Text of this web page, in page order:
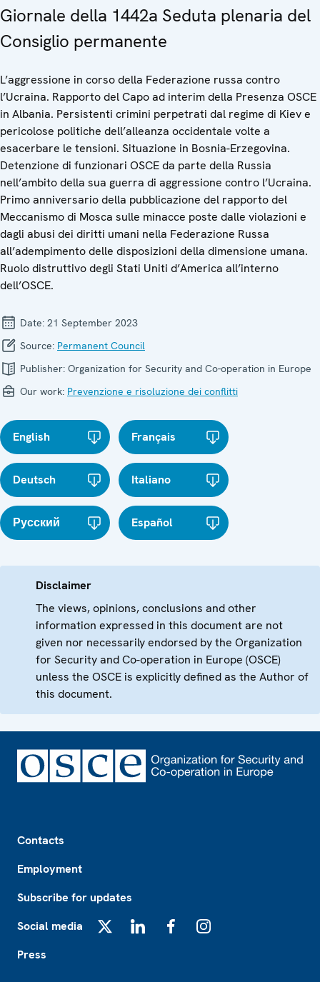
Giornale della 1442a Seduta plenaria del
Consiglio permanente
L’aggressione in corso della Federazione russa contro
l’Ucraina. Rapporto del Capo ad interim della Presenza OSCE
in Albania. Persistenti crimini perpetrati dal regime di Kiev e
pericolose politiche dell’alleanza occidentale volte a
esacerbare le tensioni. Situazione in Bosnia-Erzegovina.
Detenzione di funzionari OSCE da parte della Russia
nell’ambito della sua guerra di aggressione contro l’Ucraina.
Primo anniversario della pubblicazione del rapporto del
Meccanismo di Mosca sulle minacce poste dalle violazioni e
dagli abusi dei diritti umani nella Federazione Russa
all’adempimento delle disposizioni della dimensione umana.
Ruolo distruttivo degli Stati Uniti d’America all’interno
dell’OSCE.
Date: 21 September 2023
Source: Permanent Council
Publisher: Organization for Security and Co-operation in Europe
Our work: Prevenzione e risoluzione dei conflitti
English Français
Deutsch Italiano
Русский Español
Disclaimer
The views, opinions, conclusions and other
information expressed in this document are not
given nor necessarily endorsed by the Organization
for Security and Co-operation in Europe (OSCE)
unless the OSCE is explicitly defined as the Author of
this document.
Contacts
Employment
Subscribe for updates
Social media
Press